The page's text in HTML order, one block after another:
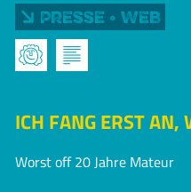
Presse • Web
ICH FANG ERST AN,
Worst off 20 Jahre Mateur